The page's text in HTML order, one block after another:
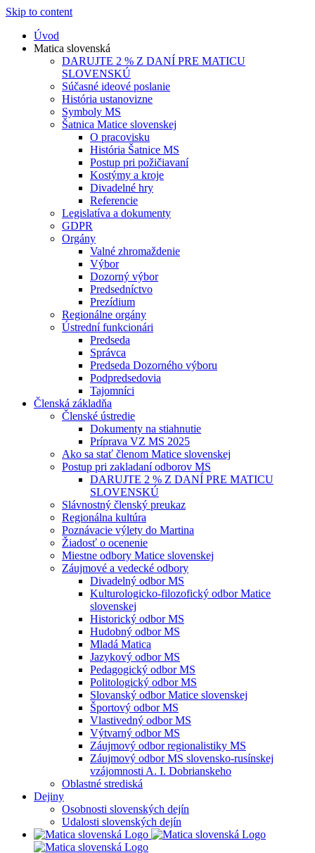
Skip to content
Úvod
Matica slovenská
DARUJTE 2 % Z DANÍ PRE MATICU
SLOVENSKÚ
Súčasné ideové poslanie
História ustanovizne
Symboly MS
Šatnica Matice slovenskej
O pracovisku
História Šatnice MS
Postup pri požičiavaní
Kostýmy a kroje
Divadelné hry
Referencie
Legislatíva a dokumenty
GDPR
Orgány
Valné zhromaždenie
Výbor
Dozorný výbor
Predsedníctvo
Prezídium
Regionálne orgány
Ústrední funkcionári
Predseda
Správca
Predseda Dozorného výboru
Podpredsedovia
Tajomníci
Členská základňa
Členské ústredie
Dokumenty na stiahnutie
Príprava VZ MS 2025
Ako sa stať členom Matice slovenskej
Postup pri zakladaní odborov MS
DARUJTE 2 % Z DANÍ PRE MATICU
SLOVENSKÚ
Slávnostný členský preukaz
Regionálna kultúra
Poznávacie výlety do Martina
Žiadosť o ocenenie
Miestne odbory Matice slovenskej
Záujmové a vedecké odbory
Divadelný odbor MS
Kulturologicko-filozofický odbor Matice
slovenskej
Historický odbor MS
Hudobný odbor MS
Mladá Matica
Jazykový odbor MS
Pedagogický odbor MS
Politologický odbor MS
Slovanský odbor Matice slovenskej
Športový odbor MS
Vlastivedný odbor MS
Výtvarný odbor MS
Záujmový odbor regionalistiky MS
Záujmový odbor MS slovensko-rusínskej
vzájomnosti A. I. Dobrianskeho
Oblastné strediská
Dejiny
Osobnosti slovenských dejín
Udalosti slovenských dejín